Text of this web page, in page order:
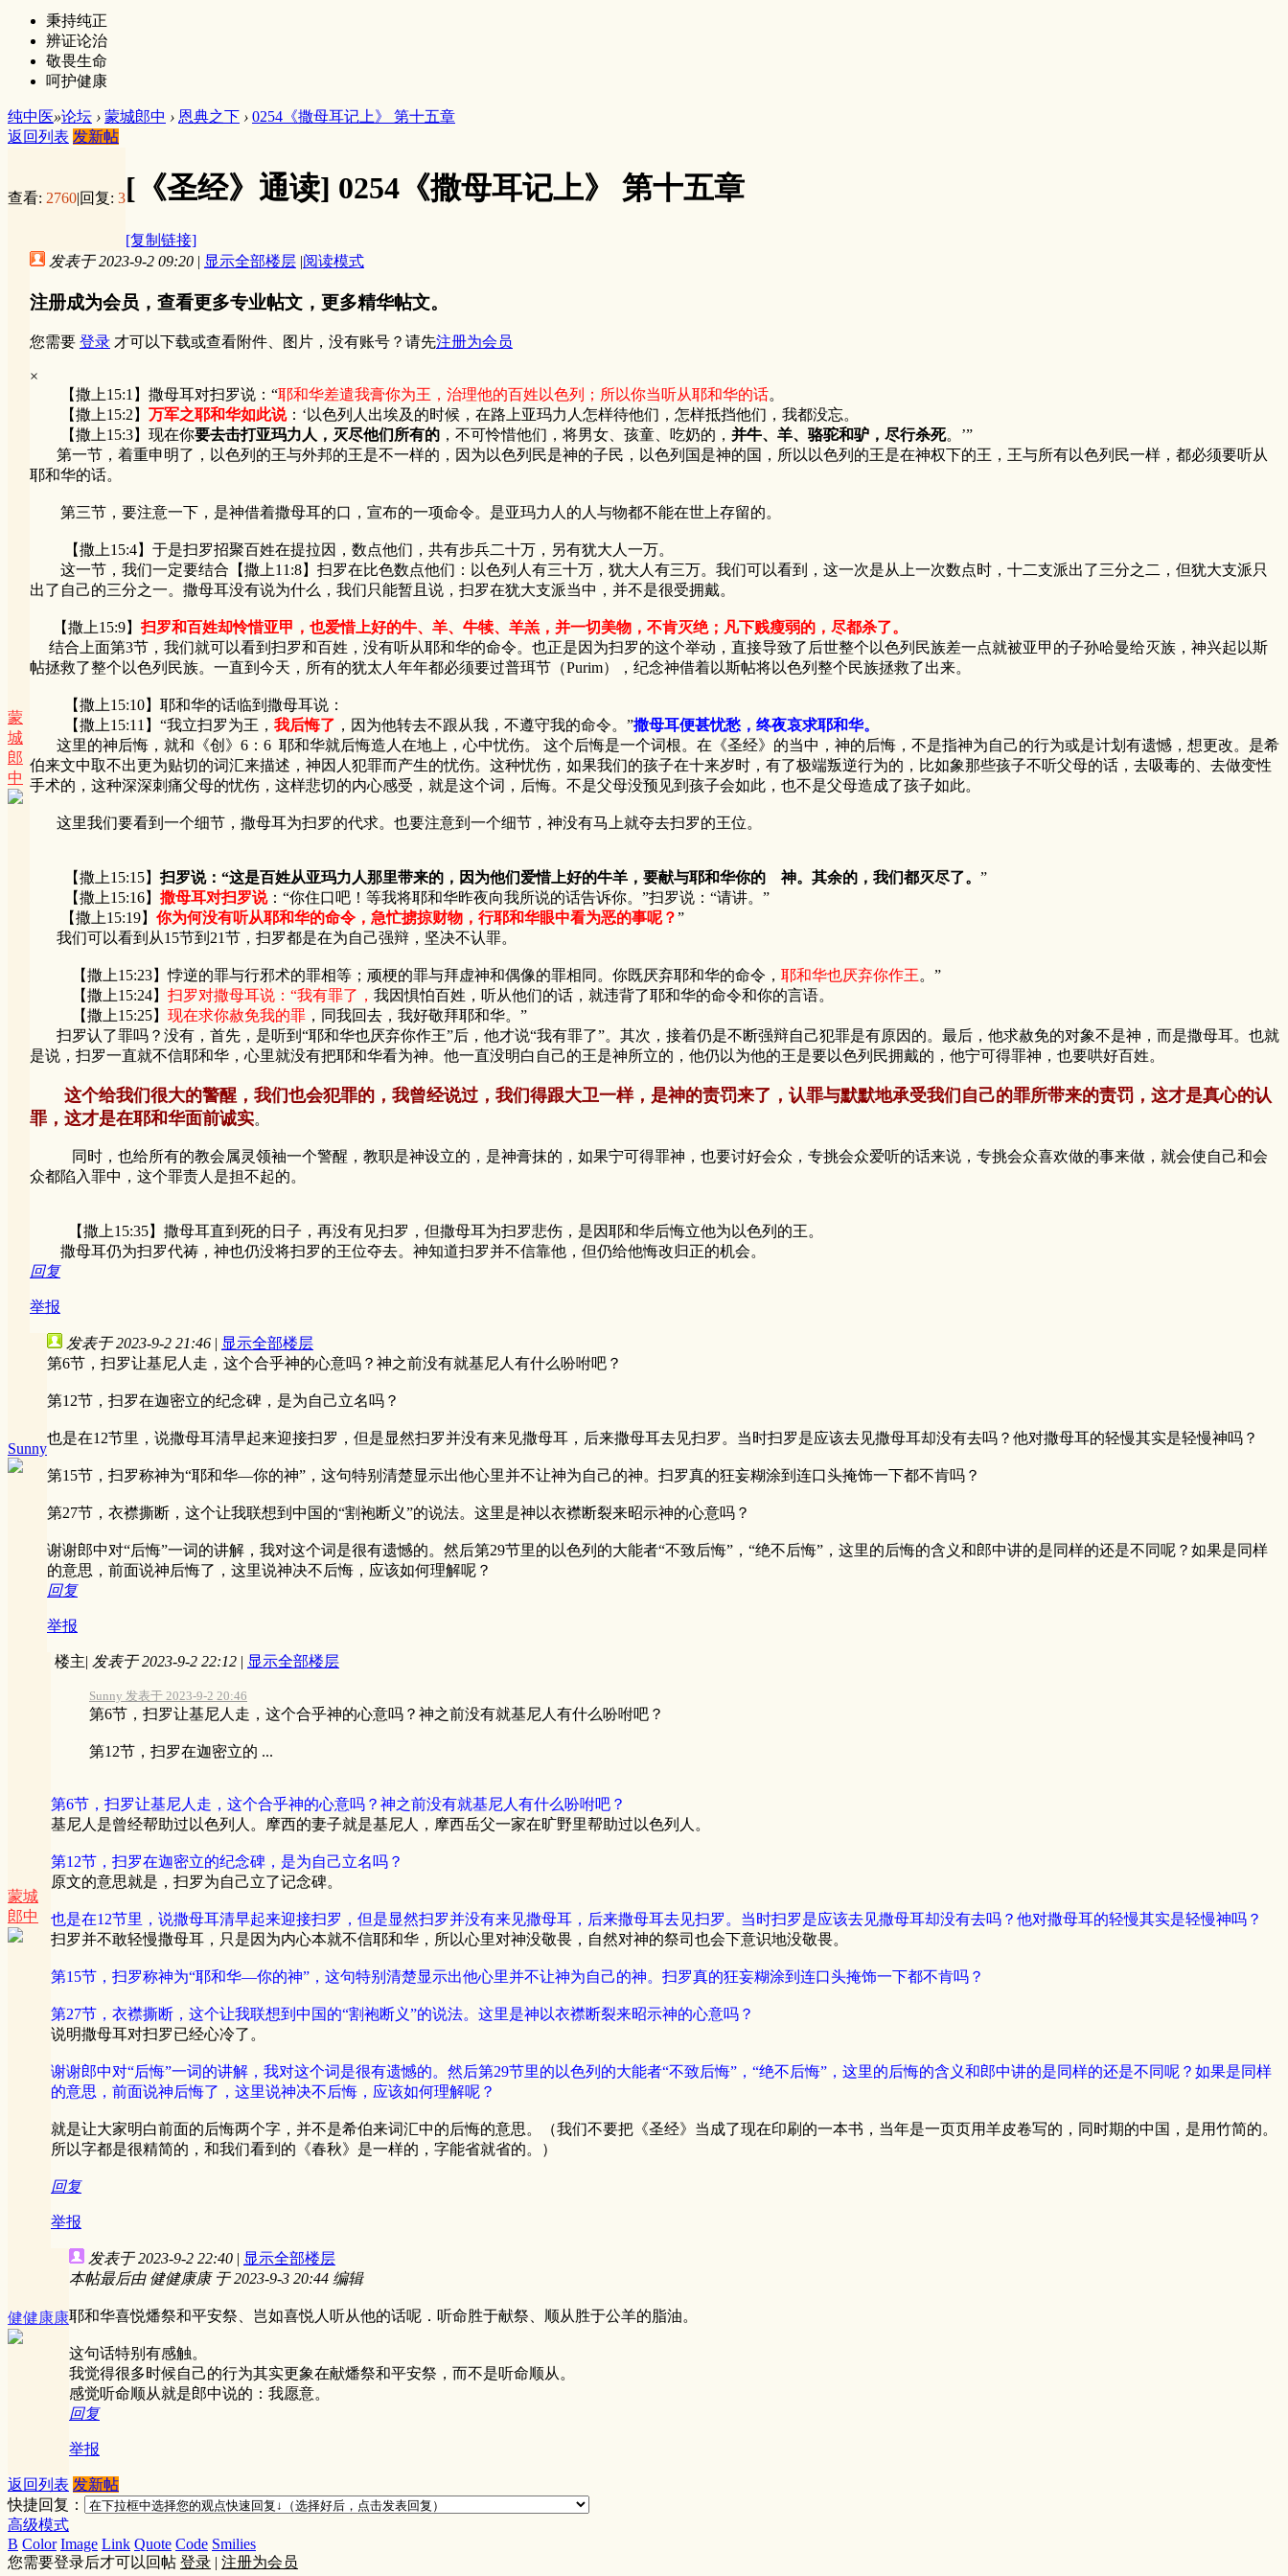
秉持纯正
辨证论治
敬畏生命
呵护健康
纯中医»论坛 › 蒙城郎中 › 恩典之下 › 0254《撒母耳记上》 第十五章
返回列表 发新帖
查看: 2760|回复: 3[《圣经》通读] 0254《撒母耳记上》 第十五章
[复制链接]
蒙
城
郎
中
发表于 2023-9-2 09:20 | 显示全部楼层 |阅读模式
注册成为会员，查看更多专业帖文，更多精华帖文。
您需要 登录 才可以下载或查看附件、图片，没有账号？请先注册为会员
×
【撒上15:1】撒母耳对扫罗说：“耶和华差遣我膏你为王，治理他的百姓以色列；所以你当听从耶和华的话。
【撒上15:2】 万军之耶和华如此说：‘以色列人出埃及的时候，在路上亚玛力人怎样待他们，怎样抵挡他们，我都没忘。
【撒上15:3】现在你要去击打亚玛力人，灭尽他们所有的 ，不可怜惜他们，将男女、孩童、吃奶的， 并牛、羊、骆驼和驴，尽行杀死。’”
第一节，着重申明了，以色列的王与外邦的王是不一样的，因为以色列民是神的子民，以色列国是神的国，所以以色列的王是在神权下的王，王与所有以色列民一样，都必须要听从
耶和华的话。
第三节，要注意一下，是神借着撒母耳的口，宣布的一项命令。是亚玛力人的人与物都不能在世上存留的。
【撒上15:4】于是扫罗招聚百姓在提拉因，数点他们，共有步兵二十万，另有犹大人一万。
这一节，我们一定要结合【撒上11:8】扫罗在比色数点他们：以色列人有三十万，犹大人有三万。我们可以看到，这一次是从上一次数点时，十二支派出了三分之二，但犹大支派只
出了自己的三分之一。撒母耳没有说为什么，我们只能暂且说，扫罗在犹大支派当中，并不是很受拥戴。
【撒上15:9】扫罗和百姓却怜惜亚甲，也爱惜上好的牛、羊、牛犊、羊羔，并一切美物，不肯灭绝；凡下贱瘦弱的，尽都杀了。
结合上面第3节，我们就可以看到扫罗和百姓，没有听从耶和华的命令。也正是因为扫罗的这个举动，直接导致了后世整个以色列民族差一点就被亚甲的子孙哈曼给灭族，神兴起以斯
帖拯救了整个以色列民族。一直到今天，所有的犹太人年年都必须要过普珥节（Purim），纪念神借着以斯帖将以色列整个民族拯救了出来。
【撒上15:10】耶和华的话临到撒母耳说：
【撒上15:11】“我立扫罗为王， 我后悔了 ，因为他转去不跟从我，不遵守我的命令。”撒母耳便甚忧愁，终夜哀求耶和华。
这里的神后悔，就和《创》6：6 耶和华就后悔造人在地上，心中忧伤。 这个后悔是一个词根。在《圣经》的当中，神的后悔，不是指神为自己的行为或是计划有遗憾，想更改。是希
伯来文中取不出更为贴切的词汇来描述，神因人犯罪而产生的忧伤。这种忧伤，如果我们的孩子在十来岁时，有了极端叛逆行为的，比如象那些孩子不听父母的话，去吸毒的、去做变性
手术的，这种深深刺痛父母的忧伤，这样悲切的内心感受，就是这个词，后悔。不是父母没预见到孩子会如此，也不是父母造成了孩子如此。
这里我们要看到一个细节，撒母耳为扫罗的代求。也要注意到一个细节，神没有马上就夺去扫罗的王位。
【撒上15:15】扫罗说：“这是百姓从亚玛力人那里带来的，因为他们爱惜上好的牛羊，要献与耶和华你的 神。其余的，我们都灭尽了。 ”
【撒上15:16】 撒母耳对扫罗说：“你住口吧！等我将耶和华昨夜向我所说的话告诉你。”扫罗说：“请讲。”
【撒上15:19】 你为何没有听从耶和华的命令，急忙掳掠财物，行耶和华眼中看为恶的事呢？”
我们可以看到从15节到21节，扫罗都是在为自己强辩，坚决不认罪。
【撒上15:23】悖逆的罪与行邪术的罪相等；顽梗的罪与拜虚神和偶像的罪相同。你既厌弃耶和华的命令， 耶和华也厌弃你作王。”
【撒上15:24】 扫罗对撒母耳说：“我有罪了， 我因惧怕百姓，听从他们的话，就违背了耶和华的命令和你的言语。
【撒上15:25】 现在求你赦免我的罪 ，同我回去，我好敬拜耶和华。”
扫罗认了罪吗？没有，首先，是听到“耶和华也厌弃你作王”后，他才说“我有罪了”。其次，接着仍是不断强辩自己犯罪是有原因的。最后，他求赦免的对象不是神，而是撒母耳。也就
是说，扫罗一直就不信耶和华，心里就没有把耶和华看为神。他一直没明白自己的王是神所立的，他仍以为他的王是要以色列民拥戴的，他宁可得罪神，也要哄好百姓。
这个给我们很大的警醒，我们也会犯罪的，我曾经说过，我们得跟大卫一样，是神的责罚来了，认罪与默默地承受我们自己的罪所带来的责罚，这才是真心的认
罪，这才是在耶和华面前诚实。
同时，也给所有的教会属灵领袖一个警醒，教职是神设立的，是神膏抹的，如果宁可得罪神，也要讨好会众，专挑会众爱听的话来说，专挑会众喜欢做的事来做，就会使自己和会
众都陷入罪中，这个罪责人是担不起的。
【撒上15:35】撒母耳直到死的日子，再没有见扫罗，但撒母耳为扫罗悲伤，是因耶和华后悔立他为以色列的王。
撒母耳仍为扫罗代祷，神也仍没将扫罗的王位夺去。神知道扫罗并不信靠他，但仍给他悔改归正的机会。
回复
举报
Sunny
发表于 2023-9-2 21:46 | 显示全部楼层
第6节，扫罗让基尼人走，这个合乎神的心意吗？神之前没有就基尼人有什么吩咐吧？
第12节，扫罗在迦密立的纪念碑，是为自己立名吗？
也是在12节里，说撒母耳清早起来迎接扫罗，但是显然扫罗并没有来见撒母耳，后来撒母耳去见扫罗。当时扫罗是应该去见撒母耳却没有去吗？他对撒母耳的轻慢其实是轻慢神吗？
第15节，扫罗称神为“耶和华—你的神”，这句特别清楚显示出他心里并不让神为自己的神。扫罗真的狂妄糊涂到连口头掩饰一下都不肯吗？
第27节，衣襟撕断，这个让我联想到中国的“割袍断义”的说法。这里是神以衣襟断裂来昭示神的心意吗？
谢谢郎中对“后悔”一词的讲解，我对这个词是很有遗憾的。然后第29节里的以色列的大能者“不致后悔”，“绝不后悔”，这里的后悔的含义和郎中讲的是同样的还是不同呢？如果是同样
的意思，前面说神后悔了，这里说神决不后悔，应该如何理解呢？
回复
举报
蒙城
郎中
楼主| 发表于 2023-9-2 22:12 | 显示全部楼层
Sunny 发表于 2023-9-2 20:46
第6节，扫罗让基尼人走，这个合乎神的心意吗？神之前没有就基尼人有什么吩咐吧？
第12节，扫罗在迦密立的 ...
第6节，扫罗让基尼人走，这个合乎神的心意吗？神之前没有就基尼人有什么吩咐吧？
基尼人是曾经帮助过以色列人。摩西的妻子就是基尼人，摩西岳父一家在旷野里帮助过以色列人。
第12节，扫罗在迦密立的纪念碑，是为自己立名吗？
原文的意思就是，扫罗为自己立了记念碑。
也是在12节里，说撒母耳清早起来迎接扫罗，但是显然扫罗并没有来见撒母耳，后来撒母耳去见扫罗。当时扫罗是应该去见撒母耳却没有去吗？他对撒母耳的轻慢其实是轻慢神吗？
扫罗并不敢轻慢撒母耳，只是因为内心本就不信耶和华，所以心里对神没敬畏，自然对神的祭司也会下意识地没敬畏。
第15节，扫罗称神为“耶和华—你的神”，这句特别清楚显示出他心里并不让神为自己的神。扫罗真的狂妄糊涂到连口头掩饰一下都不肯吗？
第27节，衣襟撕断，这个让我联想到中国的“割袍断义”的说法。这里是神以衣襟断裂来昭示神的心意吗？
说明撒母耳对扫罗已经心冷了。
谢谢郎中对“后悔”一词的讲解，我对这个词是很有遗憾的。然后第29节里的以色列的大能者“不致后悔”，“绝不后悔”，这里的后悔的含义和郎中讲的是同样的还是不同呢？如果是同样
的意思，前面说神后悔了，这里说神决不后悔，应该如何理解呢？
就是让大家明白前面的后悔两个字，并不是希伯来词汇中的后悔的意思。（我们不要把《圣经》当成了现在印刷的一本书，当年是一页页用羊皮卷写的，同时期的中国，是用竹简的。
所以字都是很精简的，和我们看到的《春秋》是一样的，字能省就省的。）
回复
举报
健健康康
发表于 2023-9-2 22:40 | 显示全部楼层
本帖最后由 健健康康 于 2023-9-3 20:44 编辑
耶和华喜悦燔祭和平安祭、岂如喜悦人听从他的话呢．听命胜于献祭、顺从胜于公羊的脂油。
这句话特别有感触。
我觉得很多时候自己的行为其实更象在献燔祭和平安祭，而不是听命顺从。
感觉听命顺从就是郎中说的：我愿意。
回复
举报
返回列表 发新帖
快捷回复：
高级模式
B Color Image Link Quote Code Smilies
您需要登录后才可以回帖 登录 | 注册为会员